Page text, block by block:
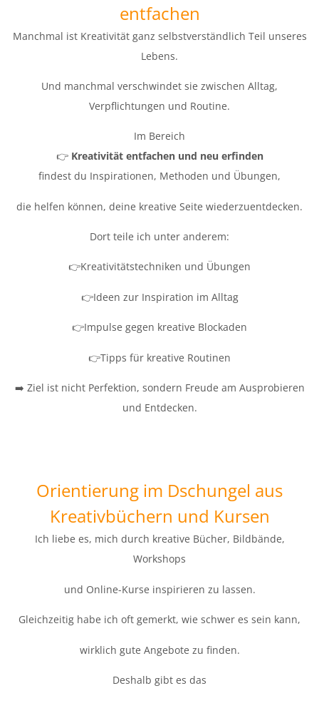
entfachen
Manchmal ist Kreativität ganz selbstverständlich Teil unseres
Lebens.
Und manchmal verschwindet sie zwischen Alltag,
Verpflichtungen und Routine.
Im Bereich
👉 Kreativität entfachen und neu erfinden
findest du Inspirationen, Methoden und Übungen,
die helfen können, deine kreative Seite wiederzuentdecken.
Dort teile ich unter anderem:
👉Kreativitätstechniken und Übungen
👉Ideen zur Inspiration im Alltag
👉Impulse gegen kreative Blockaden
👉Tipps für kreative Routinen
➡️ Ziel ist nicht Perfektion, sondern Freude am Ausprobieren
und Entdecken.
Orientierung im Dschungel aus
Kreativbüchern und Kursen
Ich liebe es, mich durch kreative Bücher, Bildbände,
Workshops
und Online-Kurse inspirieren zu lassen.
Gleichzeitig habe ich oft gemerkt, wie schwer es sein kann,
wirklich gute Angebote zu finden.
Deshalb gibt es das